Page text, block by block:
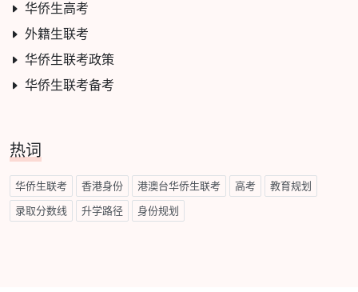
华侨生高考
外籍生联考
华侨生联考政策
华侨生联考备考
热词
华侨生联考 香港身份 港澳台华侨生联考 高考 教育规划
录取分数线 升学路径 身份规划